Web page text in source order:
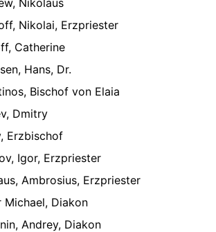
Nikolai, Erzpriester
Catherine
Hans, Dr.
Bischof von Elaia
Dmitry
Erzbischof
Igor, Erzpriester
Ambrosius, Erzpriester
Michael, Diakon
Andrey, Diakon